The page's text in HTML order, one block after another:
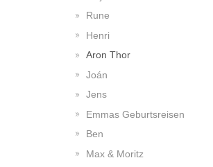
Rune
Henri
Aron Thor
Joán
Jens
Emmas Geburtsreisen
Ben
Max & Moritz